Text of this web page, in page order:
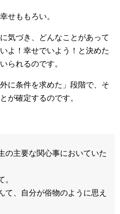
せももろい。
気づき、どんなことがあって
よ！幸せでいよう！と決めた
られるのです。
に条件を求めた」段階で、そ
が確定するのです。
の主要な関心事においていた
。
て、自分が俗物のように思え